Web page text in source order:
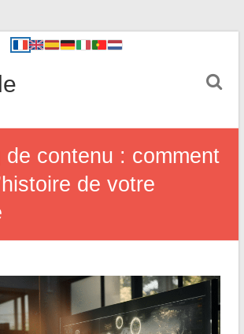
de contenu : comment
de votre